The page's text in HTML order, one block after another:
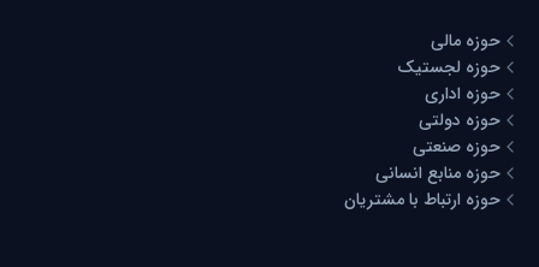
حوزه مالی
حوزه لجستیک
حوزه اداری
حوزه دولتی
حوزه صنعتی
حوزه منابع انسانی
حوزه ارتباط با مشتریان